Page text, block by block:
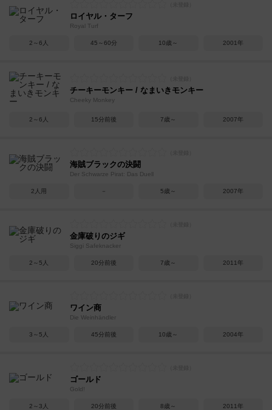
ロイヤル・ターフ
Royal Turf
2～6人 45～60分 10歳～ 2001年
チーキーモンキー / なまいきモンキー
Cheeky Monkey
2～6人 15分前後 7歳～ 2007年
海賊ブラックの決闘
Der Schwarze Pirat: Das Duell
2人用 － 5歳～ 2007年
金庫破りのジギ
Siggi Safeknacker
2～5人 20分前後 7歳～ 2011年
ワイン商
Die Weinhändler
3～5人 45分前後 10歳～ 2004年
ゴールド
Gold!
2～3人 20分前後 8歳～ 2011年